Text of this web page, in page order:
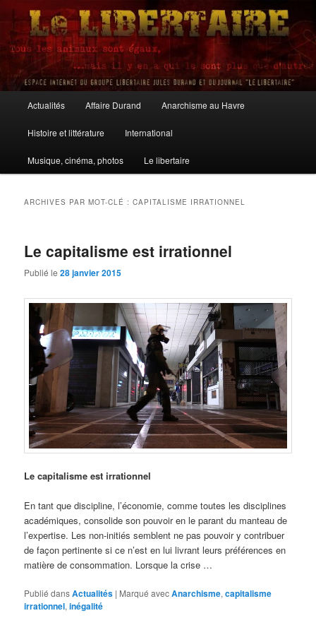
Aller
contenu
principal
Aller
contenu
secondaire
Le Libertaire
principal
Actualités Affaire Durand Anarchisme au Havre
Histoire et littérature International
Musique, cinéma, photos Le libertaire
ARCHIVES PAR MOT-CLÉ :CAPITALISME IRRATIONNEL
Le capitalisme est irrationnel
Publié le28 janvier 2015
Le capitalisme est irrationnel
En tant que discipline, l’économie, comme toutes les disciplines
académiques, consolide son pouvoir en le parant du manteau de
l’expertise. Les non-initiés semblent ne pas pouvoir y contribuer
de façon pertinente si ce n’est en lui livrant leurs préférences en
matière de consommation. Lorsque la crise …
Publié dansActualités | Marqué avecAnarchisme,capitalisme
irrationnel,inégalité